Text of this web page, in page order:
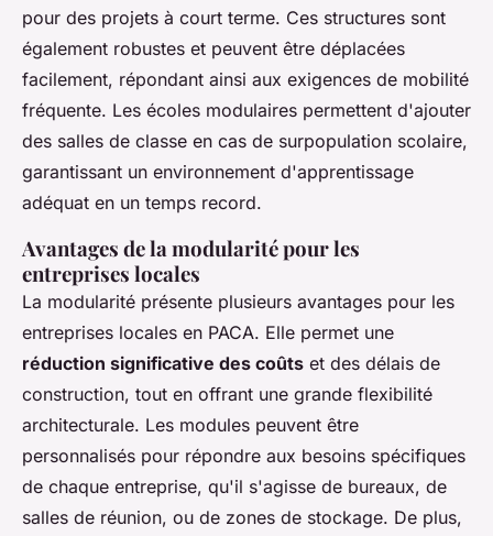
pour des projets à court terme. Ces structures sont
également robustes et peuvent être déplacées
facilement, répondant ainsi aux exigences de mobilité
fréquente. Les écoles modulaires permettent d'ajouter
des salles de classe en cas de surpopulation scolaire,
garantissant un environnement d'apprentissage
adéquat en un temps record.
Avantages de la modularité pour les
entreprises locales
La modularité présente plusieurs avantages pour les
entreprises locales en PACA. Elle permet une
réduction significative des coûts et des délais de
construction, tout en offrant une grande flexibilité
architecturale. Les modules peuvent être
personnalisés pour répondre aux besoins spécifiques
de chaque entreprise, qu'il s'agisse de bureaux, de
salles de réunion, ou de zones de stockage. De plus,